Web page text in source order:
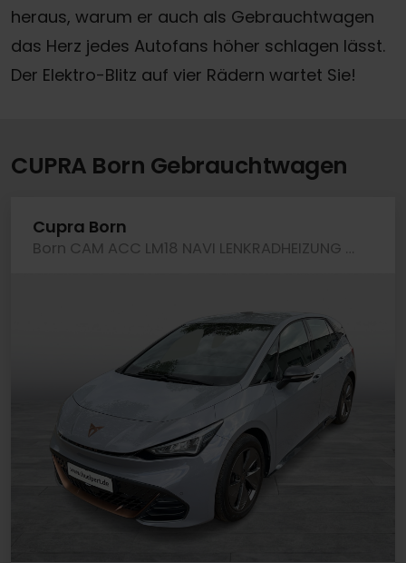
heraus, warum er auch als Gebrauchtwagen
das Herz jedes Autofans höher schlagen lässt.
Der Elektro-Blitz auf vier Rädern wartet Sie!
CUPRA Born Gebrauchtwagen
Cupra Born
Born CAM ACC LM18 NAVI LENKRADHEIZUNG SITZHEIZ.